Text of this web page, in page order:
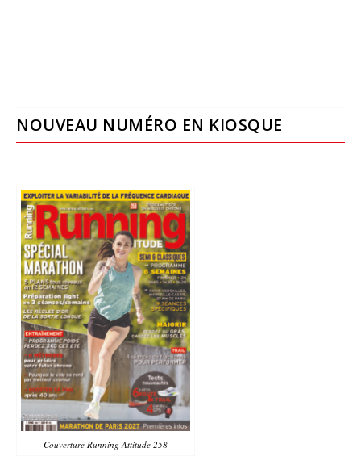
NOUVEAU NUMÉRO EN KIOSQUE
Couverture Running Attitude 258